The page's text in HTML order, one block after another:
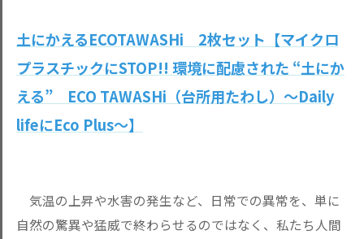
土にかえるECOTAWASHi 2枚セット【マイクロ
プラスチックにSTOP!! 環境に配慮された “土にか
える” ECO TAWASHi（台所用たわし）～Daily
lifeにEco Plus～】
気温の上昇や水害の発生など、日常での異常を、単に
自然の驚異や猛威で終わらせるのではなく、私たち人間